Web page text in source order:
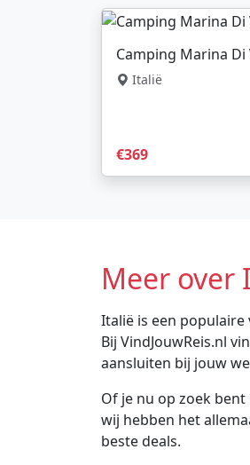
Camping Marina Di
Italië
€369
Meer over
Italië is een
Bij VindJouwReis.nl
aansluiten bij jouw
Of je nu op zoek
wij hebben het
beste deals.